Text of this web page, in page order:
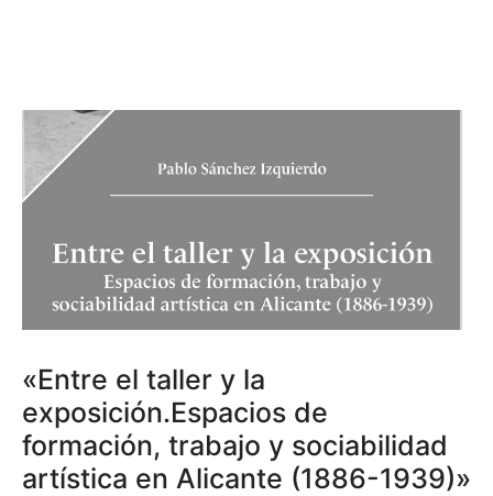
«Entre el taller y la
exposición.Espacios de
formación, trabajo y sociabilidad
artística en Alicante (1886-1939)»